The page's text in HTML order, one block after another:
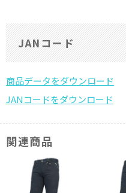
JANコード
関連商品